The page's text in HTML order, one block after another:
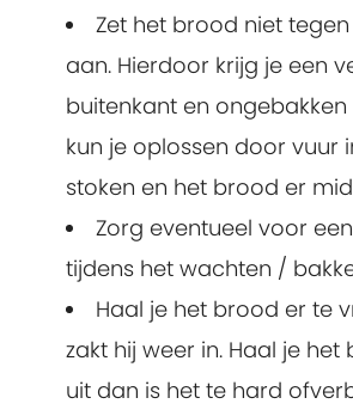
Zet het brood niet
aan. Hierdoor krijg je een
buitenkant en ongebakken
kun je oplossen door vuur
stoken en het brood er
Zorg eventueel voor
tijdens het wachten /
Haal je het brood er te
zakt hij weer in. Haal je
uit dan is het te hard